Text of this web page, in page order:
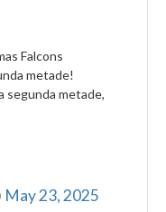
Falcons
metade!
segunda metade,
May 23, 2025